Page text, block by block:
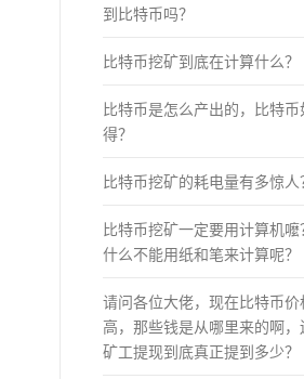
到比特币吗？
比特币挖矿到底在计算什么？
比特币是怎么产出的，比特
得？
比特币挖矿的耗电量有多惊人
比特币挖矿一定要用计算机嚒
什么不能用纸和笔来计算呢？
请问各位大佬，现在比特币价
高，那些钱是从哪里来的啊
矿工提现到底真正提到多少？